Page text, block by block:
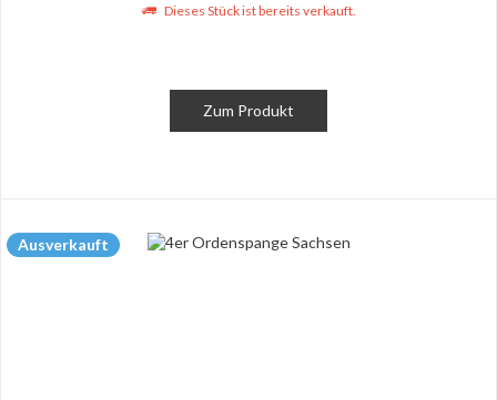
Dieses Stück ist bereits verkauft.
Zum Produkt
Ausverkauft